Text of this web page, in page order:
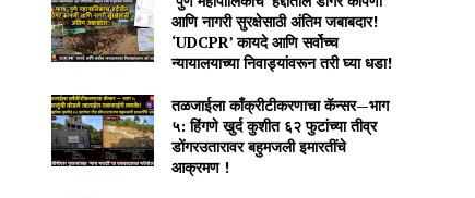
आणि नागरी सुरक्षेसाठी अंतिम जबाबदार!
‘UDCPR’ कायदे आणि सर्वोच्च
न्यायालयाच्या निवाड्यांवरून तरी घ्या धडा!
तळजाईला काँक्रीटीकरणाचा कॅन्सर—भाग
५: हिंगणे खुर्द कुशीत ६२ फुटांच्या तीव्र
डोंगरउतारावर बहुमजली इमारतींचे
आक्रमण !